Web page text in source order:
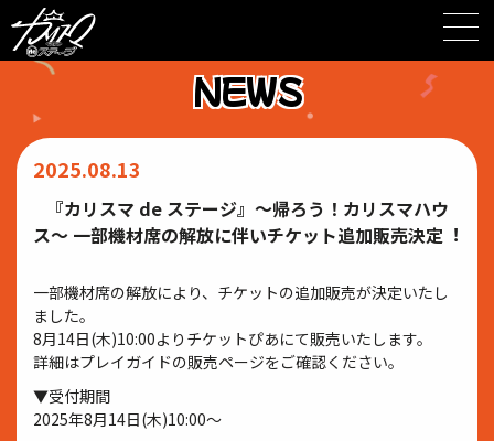
Skip
to
content
NEWS
2025.08.13
『カリスマ de ステージ』〜帰ろう！カリスマハウ
ス〜 ⼀部機材席の解放に伴いチケット追加販売決定︕
⼀部機材席の解放により、チケットの追加販売が決定いたし
ました。
8⽉14⽇(⽊)10:00よりチケットぴあにて販売いたします。
詳細はプレイガイドの販売ページをご確認ください。
▼受付期間
2025年8⽉14⽇(⽊)10:00〜